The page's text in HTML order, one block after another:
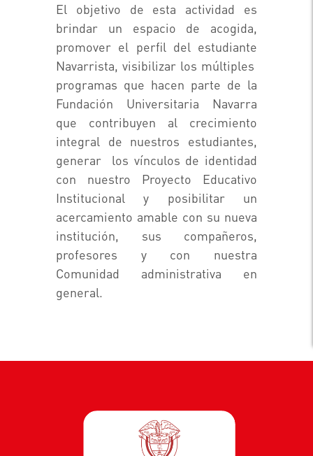
El objetivo de esta actividad es
brindar un espacio de acogida,
promover el perfil del estudiante
Navarrista, visibilizar los múltiples
programas que hacen parte de la
Fundación Universitaria Navarra
que contribuyen al crecimiento
integral de nuestros estudiantes,
generar los vínculos de identidad
con nuestro Proyecto Educativo
Institucional y posibilitar un
acercamiento amable con su nueva
institución, sus compañeros,
profesores y con nuestra
Comunidad administrativa en
general.